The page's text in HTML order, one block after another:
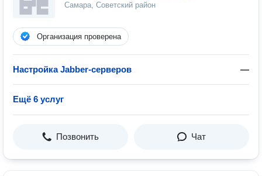
Самара, Советский район
Организация проверена
Настройка Jabber-серверов —
Ещё 6 услуг
Позвонить Чат